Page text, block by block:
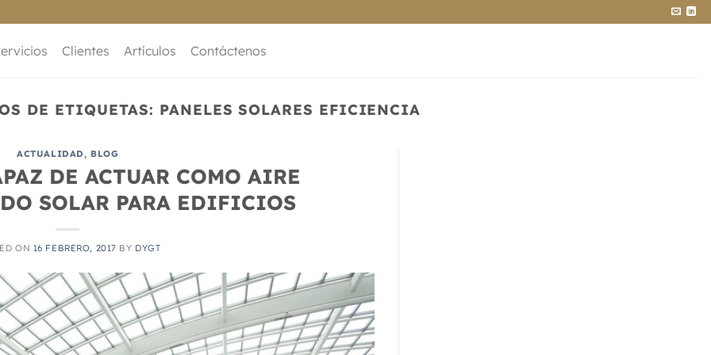
Clientes Artículos Contáctenos
DE ETIQUETAS: PANELES SOLARES EFICIENCIA
ACTUALIDAD, BLOG
DE ACTUAR COMO AIRE
SOLAR PARA EDIFICIOS
ON 16 FEBRERO, 2017 BY DYGT